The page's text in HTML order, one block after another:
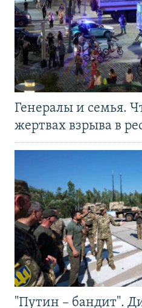
Генералы и семья.
жертвах взрыва в
"Путин – бандит".